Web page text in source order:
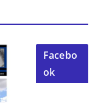
Facebo
ok